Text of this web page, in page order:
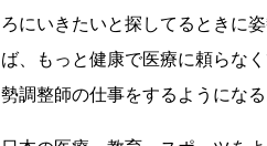
ろにいきたいと探してるときに
ば、もっと健康で医療に頼らな
勢調整師の仕事をするようになる